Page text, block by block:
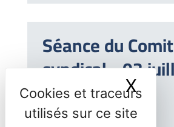
Séance du
syndical - 03
2023 X